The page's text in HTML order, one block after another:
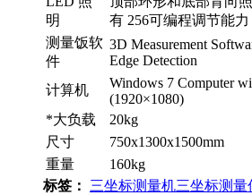
明
有 256可编程调节能力
测量饭软
件
3D Measurement
Edge Detection
计算机
Windows 7 Computer
(1920×1080)
*大负载
20kg
尺寸
750x1300x1500mm
重量
160kg
标签：
三坐标测量机三坐标测量